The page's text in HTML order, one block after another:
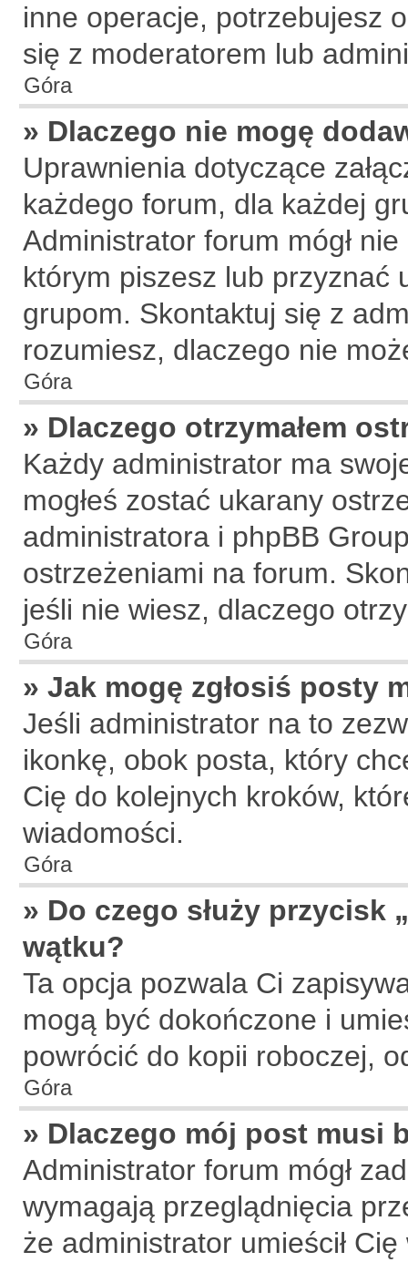
inne operacje, potrzebujesz
się z moderatorem lub
Góra
» Dlaczego nie mogę
Uprawnienia dotyczące
każdego forum, dla każdej
Administrator forum mógł
którym piszesz lub przyznać
grupom. Skontaktuj się z
rozumiesz, dlaczego nie
Góra
» Dlaczego otrzymałem
Każdy administrator ma
mogłeś zostać ukarany
administratora i phpBB
ostrzeżeniami na forum.
jeśli nie wiesz, dlaczego
Góra
» Jak mogę zgłosiś posty
Jeśli administrator na to
ikonkę, obok posta, który
Cię do kolejnych kroków,
wiadomości.
Góra
» Do czego służy przycisk
wątku?
Ta opcja pozwala Ci
mogą być dokończone i
powrócić do kopii roboczej,
Góra
» Dlaczego mój post musi
Administrator forum mógł
wymagają przeglądnięcia
że administrator umieścił